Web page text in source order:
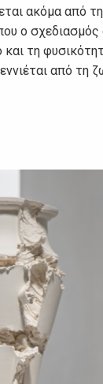
ακόμα από
ο σχεδιασμός
τη
από τη